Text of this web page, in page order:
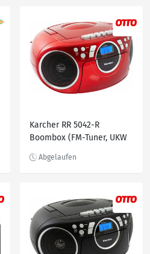
Karcher RR 5042-R
Boombox (FM-Tuner, UKW